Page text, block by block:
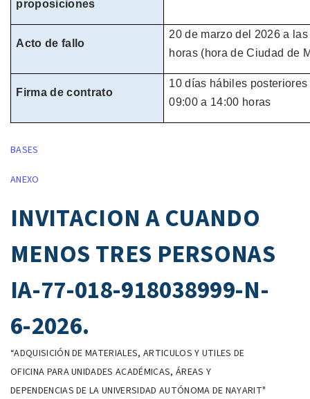
proposiciones
Acto de fallo
20 de marzodel 2026 a las
horas (hora deCiudad de
Firma de contrato
10 días hábiles
09:00 a 14:00 horas
BASES
ANEXO
INVITACION A CUANDO
MENOS TRES PERSONAS
IA-77-018-918038999-N-
6-2026.
“ADQUISICIÓN DE MATERIALES, ARTICULOS Y UTILES DE
OFICINA PARA UNIDADES ACADÉMICAS, ÁREAS Y
DEPENDENCIAS DE LA UNIVERSIDAD AUTÓNOMA DE NAYARIT"